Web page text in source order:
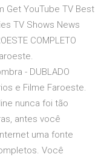
Get YouTube TV Best
TV Shows News
COMPLETO
- DUBLADO
e Filme Faroeste.
nunca foi tão
antes você
uma fonte
Você